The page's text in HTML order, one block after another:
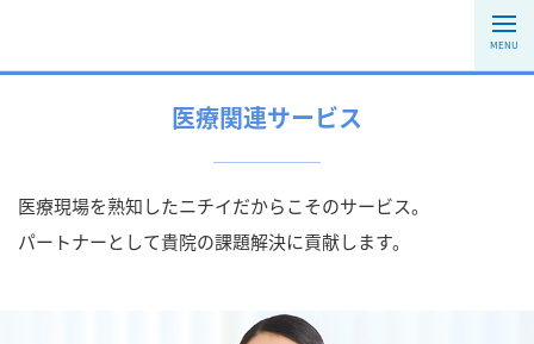
MENU
医療関連サービス
医療現場を熟知したニチイだからこそのサービス。
パートナーとして貴院の課題解決に貢献します。